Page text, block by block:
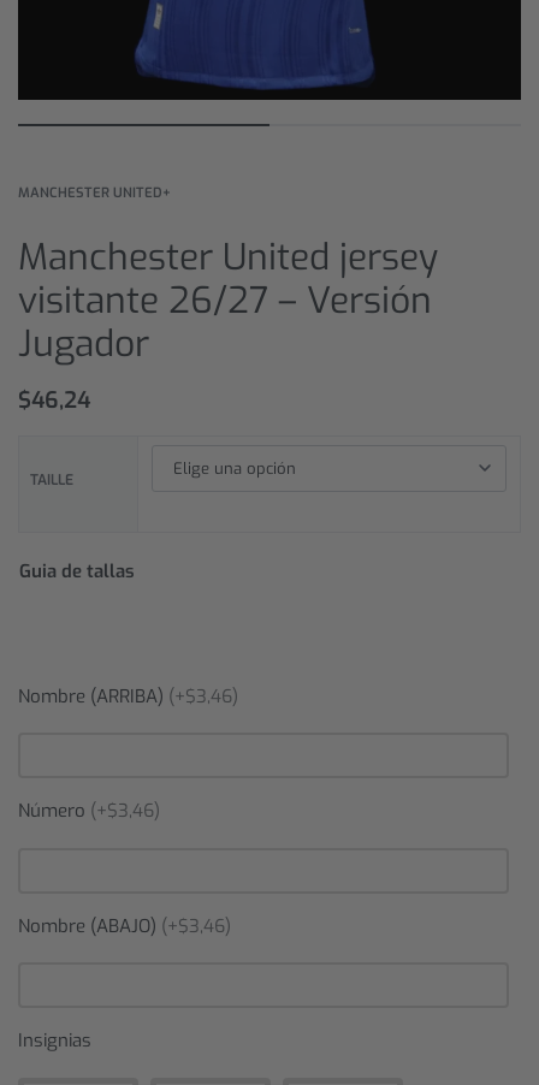
MANCHESTER UNITED+
Manchester United jersey
visitante 26/27 – Versión
Jugador
$46,24
TAILLE
Guia de tallas
Nombre (ARRIBA) (+$3,46)
Número (+$3,46)
Nombre (ABAJO) (+$3,46)
Insignias